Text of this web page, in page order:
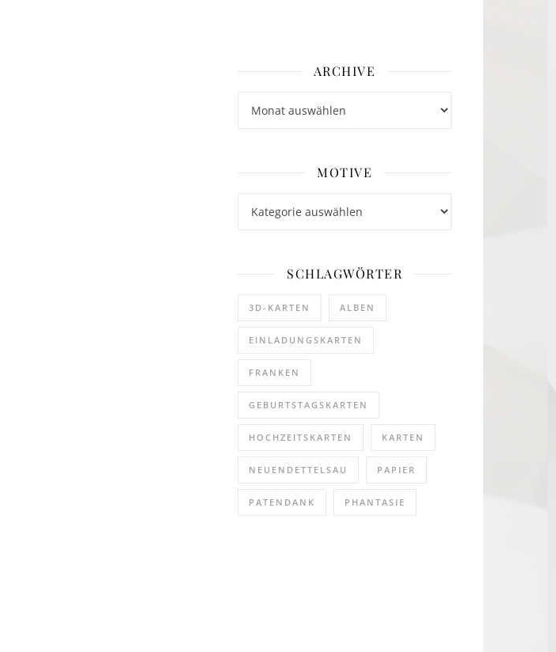
ARCHIVE
MOTIVE
SCHLAGWÖRTER
3D-KARTEN ALBEN
EINLADUNGSKARTEN
FRANKEN
GEBURTSTAGSKARTEN
HOCHZEITSKARTEN KARTEN
NEUENDETTELSAU PAPIER
PATENDANK PHANTASIE